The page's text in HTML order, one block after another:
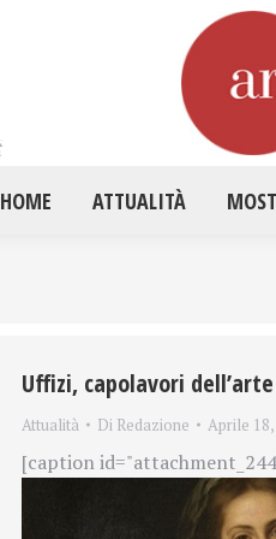
HOME ATTUALITÀ
Uffizi, capolavori
Attualità Di Redazione Aprile
[caption